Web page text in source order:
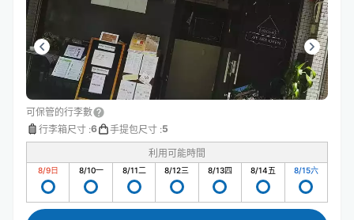
可保管的行李數
行李箱尺寸 :6 手提包尺寸 :5
利用可能時間
8/9日 8/10一 8/11二 8/12三 8/13四 8/14五 8/15六